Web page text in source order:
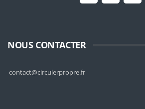
NOUS CONTACTER
contact@circulerpropre.fr